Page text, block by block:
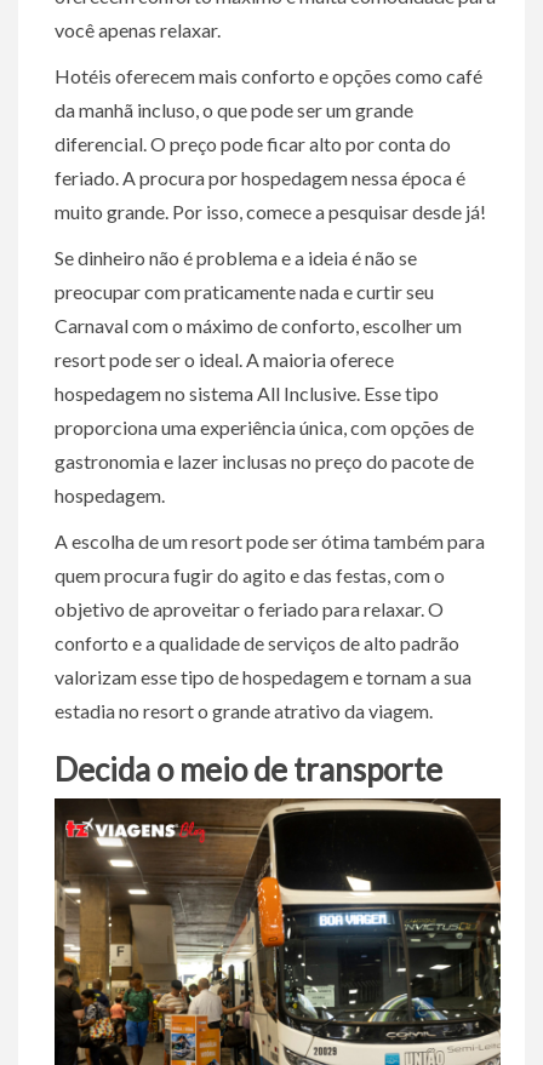
você apenas relaxar.
Hotéis oferecem mais conforto e opções como café
da manhã incluso, o que pode ser um grande
diferencial. O preço pode ficar alto por conta do
feriado. A procura por hospedagem nessa época é
muito grande. Por isso, comece a pesquisar desde já!
Se dinheiro não é problema e a ideia é não se
preocupar com praticamente nada e curtir seu
Carnaval com o máximo de conforto, escolher um
resort pode ser o ideal. A maioria oferece
hospedagem no sistema All Inclusive. Esse tipo
proporciona uma experiência única, com opções de
gastronomia e lazer inclusas no preço do pacote de
hospedagem.
A escolha de um resort pode ser ótima também para
quem procura fugir do agito e das festas, com o
objetivo de aproveitar o feriado para relaxar. O
conforto e a qualidade de serviços de alto padrão
valorizam esse tipo de hospedagem e tornam a sua
estadia no resort o grande atrativo da viagem.
Decida o meio de transporte